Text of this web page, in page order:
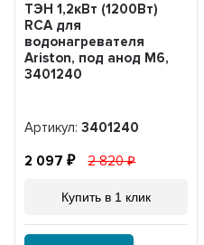
ТЭН 1,2кВт (1200Вт)
RCA для
водонагревателя
Ariston, под анод М6,
3401240
Артикул:3401240
2 097 2 820
Купить в 1 клик